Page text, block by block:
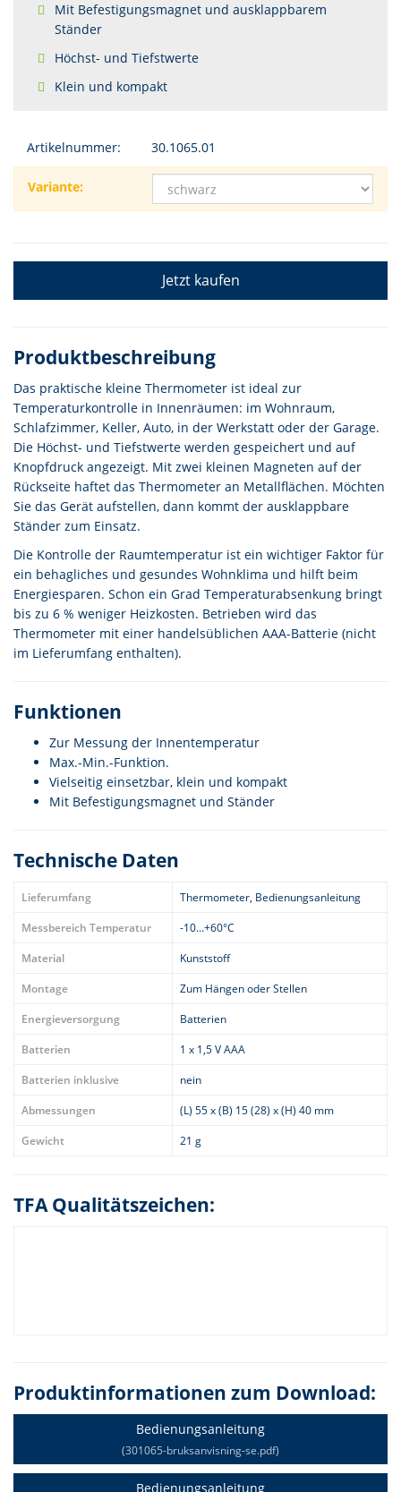
Mit Befestigungsmagnet und ausklappbarem
Ständer
Höchst- und Tiefstwerte
Klein und kompakt
Artikelnummer: 30.1065.01
Variante:
Jetzt kaufen
Produktbeschreibung
Das praktische kleine Thermometer ist ideal zur
Temperaturkontrolle in Innenräumen: im Wohnraum,
Schlafzimmer, Keller, Auto, in der Werkstatt oder der Garage.
Die Höchst- und Tiefstwerte werden gespeichert und auf
Knopfdruck angezeigt. Mit zwei kleinen Magneten auf der
Rückseite haftet das Thermometer an Metallflächen. Möchten
Sie das Gerät aufstellen, dann kommt der ausklappbare
Ständer zum Einsatz.
Die Kontrolle der Raumtemperatur ist ein wichtiger Faktor für
ein behagliches und gesundes Wohnklima und hilft beim
Energiesparen. Schon ein Grad Temperaturabsenkung bringt
bis zu 6 % weniger Heizkosten. Betrieben wird das
Thermometer mit einer handelsüblichen AAA-Batterie (nicht
im Lieferumfang enthalten).
Funktionen
Zur Messung der Innentemperatur
Max.-Min.-Funktion.
Vielseitig einsetzbar, klein und kompakt
Mit Befestigungsmagnet und Ständer
Technische Daten
Lieferumfang
Thermometer, Bedienungsanleitung
Messbereich Temperatur
-10...+60°C
Material
Kunststoff
Montage
Zum Hängen oder Stellen
Energieversorgung
Batterien
Batterien
1 x 1,5 V AAA
Batterien inklusive
nein
Abmessungen
(L) 55 x (B) 15 (28) x (H) 40 mm
Gewicht
21 g
TFA Qualitätszeichen:
Produktinformationen zum Download:
Bedienungsanleitung
(301065-bruksanvisning-se.pdf)
Bedienungsanleitung